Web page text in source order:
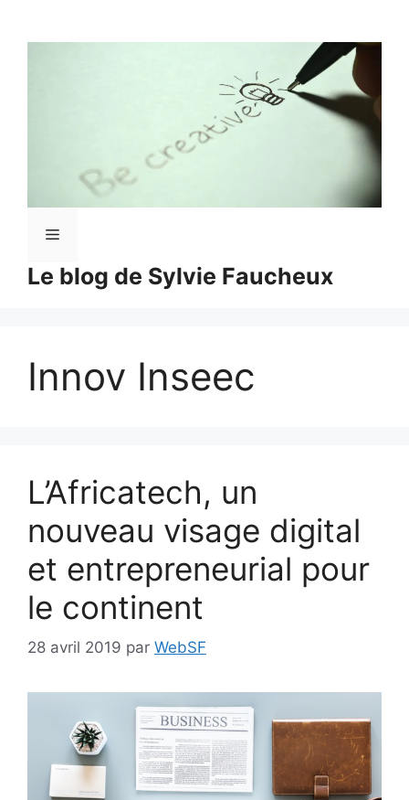
Le blog de Sylvie Faucheux
Menu
Innov Inseec
L’Africatech, un
nouveau visage digital
et entrepreneurial pour
le continent
28 avril 2019 par WebSF